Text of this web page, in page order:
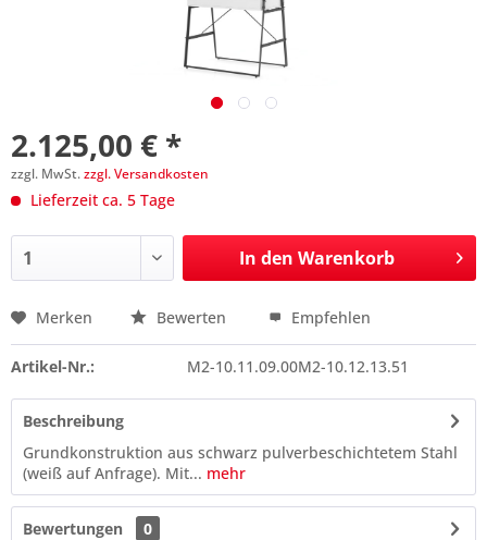
2.125,00 € *
zzgl. MwSt.zzgl. Versandkosten
Lieferzeit ca. 5 Tage
In den Warenkorb
Preis anfragen
Merken Bewerten Empfehlen
Artikel-Nr.: M2-10.11.09.00M2-10.12.13.51
Beschreibung
Grundkonstruktion aus schwarz pulverbeschichtetem Stahl
(weiß auf Anfrage). Mit... mehr
Bewertungen
0